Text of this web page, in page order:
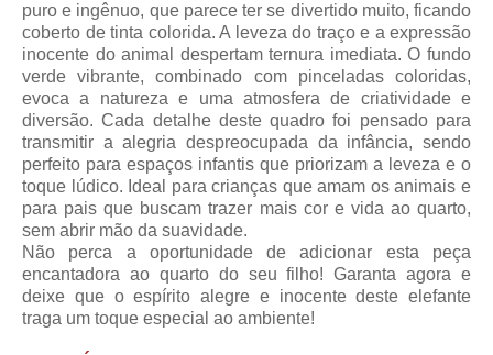
puro e ingênuo, que parece ter se divertido muito, ficando
coberto de tinta colorida. A leveza do traço e a expressão
inocente do animal despertam ternura imediata. O fundo
verde vibrante, combinado com pinceladas coloridas,
evoca a natureza e uma atmosfera de criatividade e
diversão. Cada detalhe deste quadro foi pensado para
transmitir a alegria despreocupada da infância, sendo
perfeito para espaços infantis que priorizam a leveza e o
toque lúdico. Ideal para crianças que amam os animais e
para pais que buscam trazer mais cor e vida ao quarto,
sem abrir mão da suavidade.
Não perca a oportunidade de adicionar esta peça
encantadora ao quarto do seu filho! Garanta agora e
deixe que o espírito alegre e inocente deste elefante
traga um toque especial ao ambiente!